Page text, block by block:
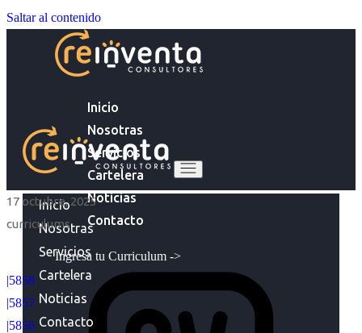
Saltar al contenido
Inicio
Nosotras
Servicios
Cartelera
Noticias
Contacto
Ingresa tu Curriculum ->
Inicio
Nosotras
Servicios
Cartelera
Noticias
Contacto
17 octubre, 2025
curriculums
|5858
|5857
|5856